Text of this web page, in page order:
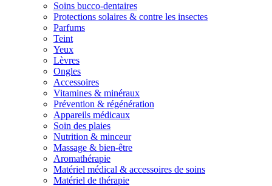
Soins bucco-dentaires
Protections solaires & contre les insectes
Parfums
Teint
Yeux
Lèvres
Ongles
Accessoires
Vitamines & minéraux
Prévention & régénération
Appareils médicaux
Soin des plaies
Nutrition & minceur
Massage & bien-être
Aromathérapie
Matériel médical & accessoires de soins
Matériel de thérapie